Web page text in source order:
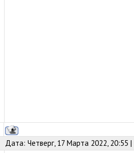
Дата: Четверг, 17 Марта 2022, 20:55